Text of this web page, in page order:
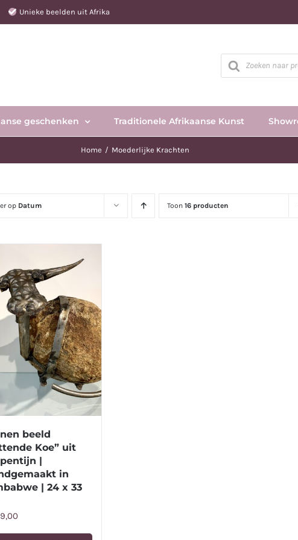
Unieke beelden uit Afrika
Producten
zoeken
geschenken Traditionele Afrikaanse Kunst
Home Moederlijke Krachten
op Datum Toon16 producten
beeld
Koe” uit
|
in
| 24 x 33